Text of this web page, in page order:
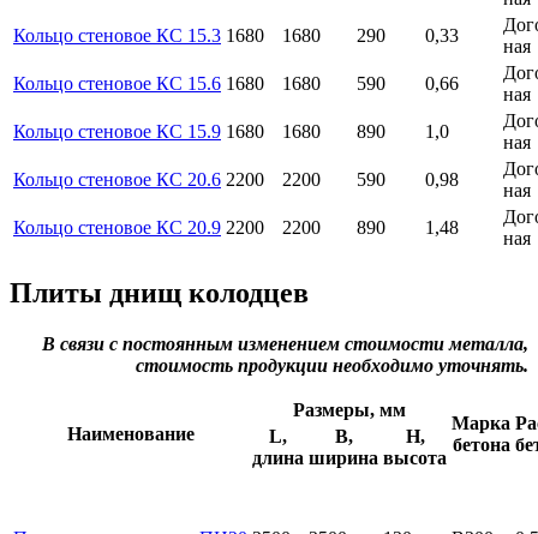
Кольцо стеновое КС 15.3 1680 1680 290 0,33
ная
Кольцо стеновое КС 15.6 1680 1680 590 0,66
ная
Кольцо стеновое КС 15.9 1680 1680 890 1,0
ная
Кольцо стеновое КС 20.6 2200 2200 590 0,98
ная
Кольцо стеновое КС 20.9 2200 2200 890 1,48
ная
Плиты днищ колодцев
В связи с постоянным изменением стоимости металла,
стоимость продукции необходимо уточнять.
Наименование
Размеры, мм
Марка
бетона
L,
длина
B,
ширина
H,
высота